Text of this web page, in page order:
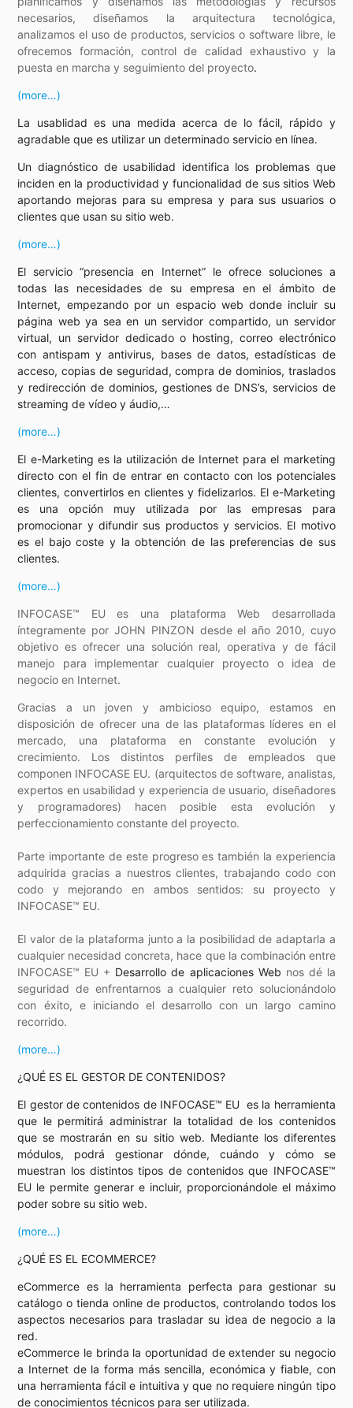
necesarios, diseñamos la arquitectura tecnológica,
analizamos el uso de productos, servicios o software libre, le
ofrecemos formación, control de calidad exhaustivo y la
puesta en marcha y seguimiento del proyecto.
(more…)
La usablidad es una medida acerca de lo fácil, rápido y
agradable que es utilizar un determinado servicio en línea.
Un diagnóstico de usabilidad identifica los problemas que
inciden en la productividad y funcionalidad de sus sitios Web
aportando mejoras para su empresa y para sus usuarios o
clientes que usan su sitio web.
(more…)
El servicio “presencia en Internet” le ofrece soluciones a
todas las necesidades de su empresa en el ámbito de
Internet, empezando por un espacio web donde incluir su
página web ya sea en un servidor compartido, un servidor
virtual, un servidor dedicado o hosting, correo electrónico
con antispam y antivirus, bases de datos, estadísticas de
acceso, copias de seguridad, compra de dominios, traslados
y redirección de dominios, gestiones de DNS’s, servicios de
streaming de vídeo y áudio,…
(more…)
El e-Marketing es la utilización de Internet para el marketing
directo con el fin de entrar en contacto con los potenciales
clientes, convertirlos en clientes y fidelizarlos. El e-Marketing
es una opción muy utilizada por las empresas para
promocionar y difundir sus productos y servicios. El motivo
es el bajo coste y la obtención de las preferencias de sus
clientes.
(more…)
INFOCASE™ EU es una plataforma Web desarrollada
íntegramente por JOHN PINZON desde el año 2010, cuyo
objetivo es ofrecer una solución real, operativa y de fácil
manejo para implementar cualquier proyecto o idea de
negocio en Internet.
Gracias a un joven y ambicioso equipo, estamos en
disposición de ofrecer una de las plataformas líderes en el
mercado, una plataforma en constante evolución y
crecimiento. Los distintos perfiles de empleados que
componen INFOCASE EU. (arquitectos de software, analistas,
expertos en usabilidad y experiencia de usuario, diseñadores
y programadores) hacen posible esta evolución y
perfeccionamiento constante del proyecto.
Parte importante de este progreso es también la experiencia
adquirida gracias a nuestros clientes, trabajando codo con
codo y mejorando en ambos sentidos: su proyecto y
INFOCASE™ EU.
El valor de la plataforma junto a la posibilidad de adaptarla a
cualquier necesidad concreta, hace que la combinación entre
INFOCASE™ EU + Desarrollo de aplicaciones Web nos dé la
seguridad de enfrentarnos a cualquier reto solucionándolo
con éxito, e iniciando el desarrollo con un largo camino
recorrido.
(more…)
¿QUÉ ES EL GESTOR DE CONTENIDOS?
El gestor de contenidos de INFOCASE™ EU es la herramienta
que le permitirá administrar la totalidad de los contenidos
que se mostrarán en su sitio web. Mediante los diferentes
módulos, podrá gestionar dónde, cuándo y cómo se
muestran los distintos tipos de contenidos que INFOCASE™
EU le permite generar e incluir, proporcionándole el máximo
poder sobre su sitio web.
(more…)
¿QUÉ ES EL ECOMMERCE?
eCommerce es la herramienta perfecta para gestionar su
catálogo o tienda online de productos, controlando todos los
aspectos necesarios para trasladar su idea de negocio a la
red.
eCommerce le brinda la oportunidad de extender su negocio
a Internet de la forma más sencilla, económica y fiable, con
una herramienta fácil e intuitiva y que no requiere ningún tipo
de conocimientos técnicos para ser utilizada.